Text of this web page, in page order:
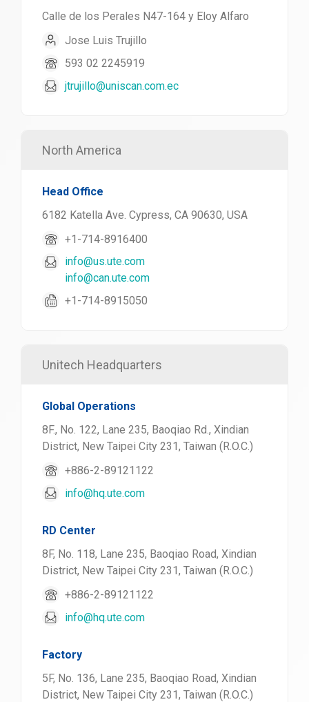
Calle de los Perales N47-164 y Eloy Alfaro
Jose Luis Trujillo
593 02 2245919
jtrujillo@uniscan.com.ec
North America
Head Office
6182 Katella Ave. Cypress, CA 90630, USA
+1-714-8916400
info@us.ute.com
info@can.ute.com
+1-714-8915050
Unitech Headquarters
Global Operations
8F., No. 122, Lane 235, Baoqiao Rd., Xindian
District, New Taipei City 231, Taiwan (R.O.C.)
+886-2-89121122
info@hq.ute.com
RD Center
8F, No. 118, Lane 235, Baoqiao Road, Xindian
District, New Taipei City 231, Taiwan (R.O.C.)
+886-2-89121122
info@hq.ute.com
Factory
5F, No. 136, Lane 235, Baoqiao Road, Xindian
District, New Taipei City 231, Taiwan (R.O.C.)